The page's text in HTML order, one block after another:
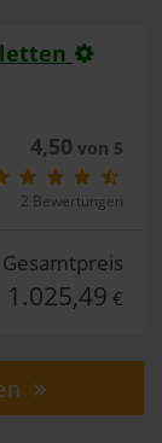
4,50 von 5
2 Bewertungen
Gesamtpreis
1.025,49 €